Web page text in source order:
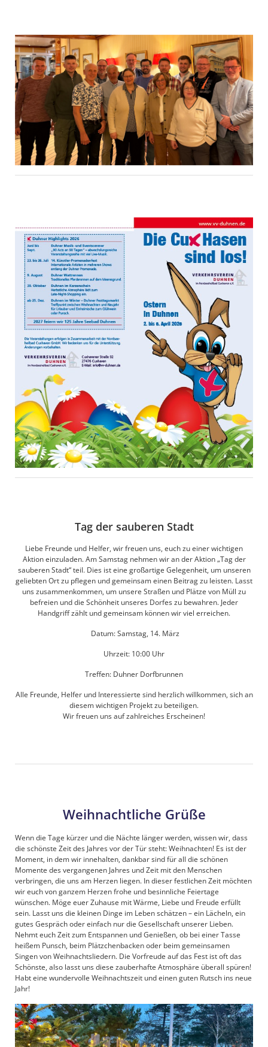
Tag der sauberen Stadt
Liebe Freunde und Helfer, wir freuen uns, euch zu einer wichtigen
Aktion einzuladen. Am Samstag nehmen wir an der Aktion „Tag der
sauberen Stadt“ teil. Dies ist eine großartige Gelegenheit, um unseren
geliebten Ort zu pflegen und gemeinsam einen Beitrag zu leisten. Lasst
uns zusammenkommen, um unsere Straßen und Plätze von Müll zu
befreien und die Schönheit unseres Dorfes zu bewahren. Jeder
Handgriff zählt und gemeinsam können wir viel erreichen.
Datum:Samstag, 14. März
Uhrzeit: 10:00 Uhr
Treffen: Duhner Dorfbrunnen
Alle Freunde, Helfer und Interessierte sind herzlich willkommen, sich an
diesem wichtigen Projekt zu beteiligen.
Wir freuen uns auf zahlreiches Erscheinen!
Weihnachtliche Grüße
Wenn die Tage kürzer und die Nächte länger werden, wissen wir, dass
die schönste Zeit des Jahres vor der Tür steht: Weihnachten! Es ist der
Moment, in dem wir innehalten, dankbar sind für all die schönen
Momente des vergangenen Jahres und Zeit mit den Menschen
verbringen, die uns am Herzen liegen. In dieser festlichen Zeit möchten
wir euch von ganzem Herzen frohe und besinnliche Feiertage
wünschen. Möge euer Zuhause mit Wärme, Liebe und Freude erfüllt
sein. Lasst uns die kleinen Dinge im Leben schätzen – ein Lächeln, ein
gutes Gespräch oder einfach nur die Gesellschaft unserer Lieben.
Nehmt euch Zeit zum Entspannen und Genießen, ob bei einer Tasse
heißem Punsch, beim Plätzchenbacken oder beim gemeinsamen
Singen von Weihnachtsliedern. Die Vorfreude auf das Fest ist oft das
Schönste, also lasst uns diese zauberhafte Atmosphäre überall spüren!
Habt eine wundervolle Weihnachtszeit und einen guten Rutsch ins neue
Jahr!